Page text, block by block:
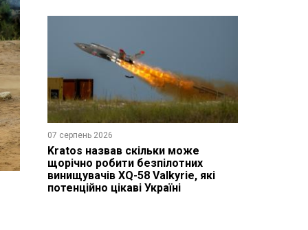
07 серпень 2026
Kratos назвав скільки може
щорічно робити безпілотних
винищувачів XQ-58 Valkyrie, які
потенційно цікаві Україні